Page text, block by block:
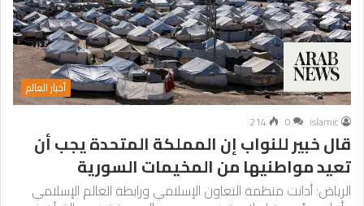
أخبار العالم
islamic
0
214
قال خبير للنواب إن المملكة المتحدة يجب أن
تعيد مواطنيها من المخيمات السورية
الرياض: أدانت منظمة التعاون الإسلامي ورابطة العالم الإسلامي